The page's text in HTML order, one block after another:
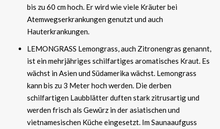
bis zu 60 cm hoch. Er wird wie viele Kräuter bei
Atemwegserkrankungen genutzt und auch
Hauterkrankungen.
LEMONGRASS Lemongrass, auch Zitronengras genannt,
ist ein mehrjähriges schilfartiges aromatisches Kraut. Es
wächst in Asien und Südamerika wächst. Lemongrass
kann bis zu 3 Meter hoch werden. Die derben
schilfartigen Laubblätter duften stark zitrusartig und
werden frisch als Gewürz in der asiatischen und
vietnamesischen Küche eingesetzt. Im Saunaaufguss